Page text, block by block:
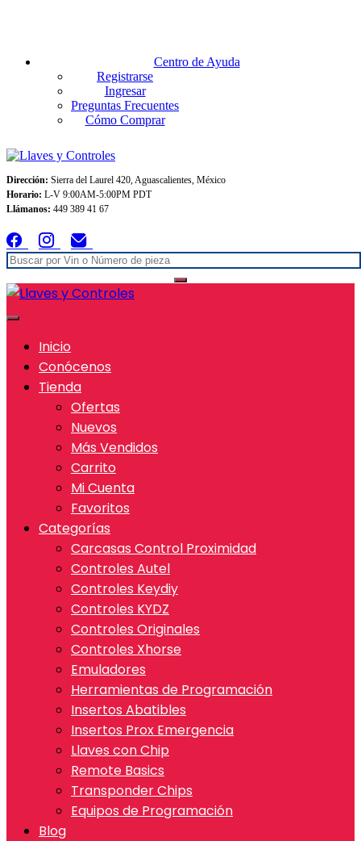
Centro de Ayuda
Registrarse
Ingresar
Preguntas Frecuentes
Cómo Comprar
Dirección: Sierra del Laurel 420, Aguascalientes, México
Horario: L-V 9:00AM-5:00PM PDT
Llámanos: 449 389 41 67
Inicio
Conócenos
Tienda
Ofertas
Nuevos
Más Vendidos
Carrito
Mi Cuenta
Favoritos
Categorías
Carcasas Control Proximidad
Controles Autel
Controles Keydiy
Controles KYDZ
Controles Originales
Controles Xhorse
Emuladores
Herramientas de Programación
Insertos Abatibles
Insertos Prox Emergencia
Llaves con Chip
Remote Basics
Transponder Chips
Equipos de Programación
Blog